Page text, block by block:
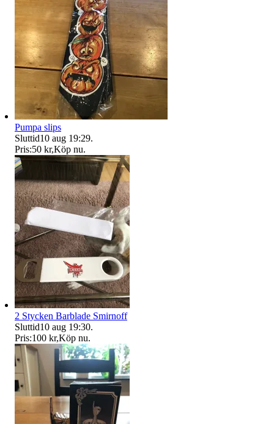
Pumpa slips
Sluttid10 aug 19:29.
Pris:50 kr,Köp nu.
2 Stycken Barblade Smirnoff
Sluttid10 aug 19:30.
Pris:100 kr,Köp nu.